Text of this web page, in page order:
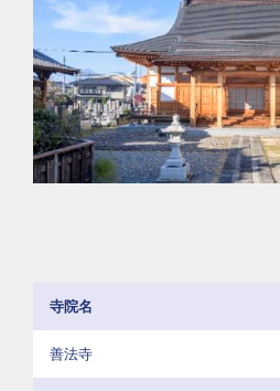
寺院名
善法寺